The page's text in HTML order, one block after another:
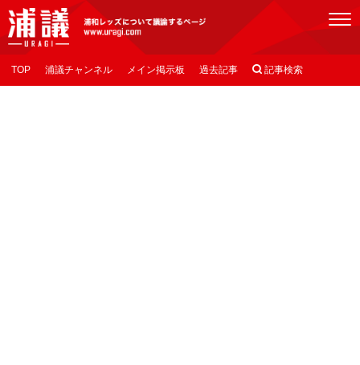
[浦議]浦和レッズについて議論するページ
TOP 浦議チャンネル メイン掲示板 過去記事  記事検索